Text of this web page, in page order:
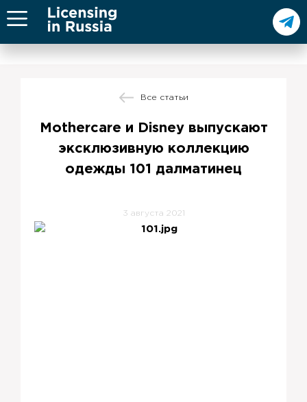
Все статьи
Mothercare и Disney выпускают
эксклюзивную коллекцию
одежды 101 далматинец
3 августа 2021